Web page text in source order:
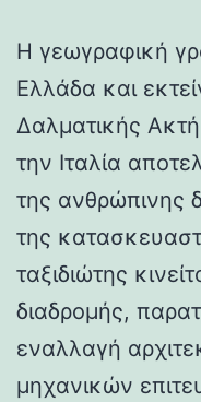
Η γεωγραφική
Ελλάδα και
Δαλματικής
την Ιταλία
της ανθρώπινης
της
ταξιδιώτης
διαδρομής,
εναλλαγή
μηχανικών